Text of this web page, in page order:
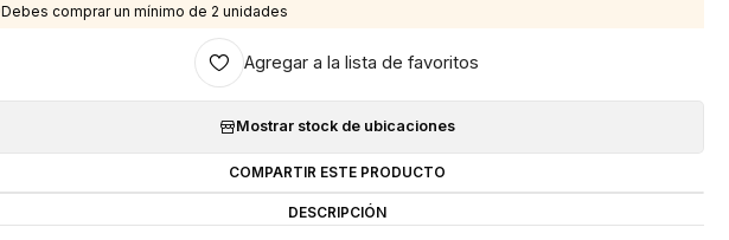
Debes comprar un mínimo de 2 unidades
Agregar a la lista de favoritos
Mostrar stock de ubicaciones
COMPARTIR ESTE PRODUCTO
DESCRIPCIÓN